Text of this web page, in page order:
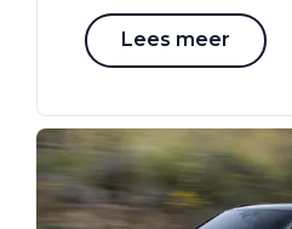
Lees meer